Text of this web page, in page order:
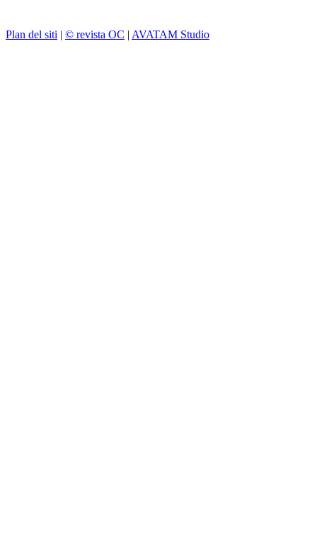
Plan del siti | © revista OC | AVATAM Studio